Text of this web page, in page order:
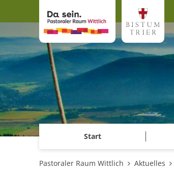
Start
Pastoraler Raum Wittlich Aktuelles